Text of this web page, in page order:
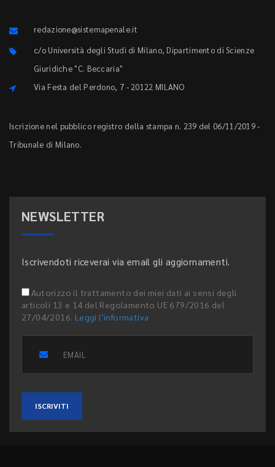
redazione@sistemapenale.it
c/o Università degli Studi di Milano, Dipartimento di Scienze
Giuridiche "C. Beccaria"
Via Festa del Perdono, 7 - 20122 MILANO
Iscrizione nel pubblico registro della stampa n. 239 del 06/11/2019 -
Tribunale di Milano.
NEWSLETTER
Iscrivendoti riceverai via email gli aggiornamenti.
Autorizzo il trattamento dei miei dati ai sensi degli
articoli 13 e 14 del Regolamento UE 679/2016 del
27/04/2016. Leggi l'informativa
ISCRIVITI